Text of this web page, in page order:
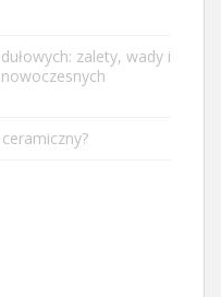
zalety, wady i